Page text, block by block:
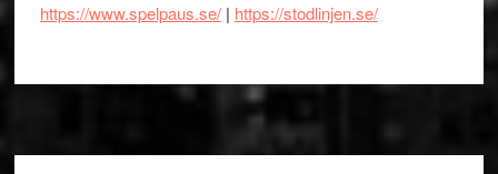
https://www.spelpaus.se/| https://stodlinjen.se/